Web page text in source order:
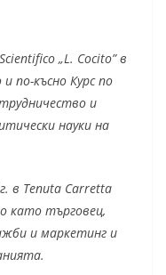
„L. Cocito” в
по-късно Курс по
и
науки на
в Tenuta Carretta
като търговец,
и маркетинг и